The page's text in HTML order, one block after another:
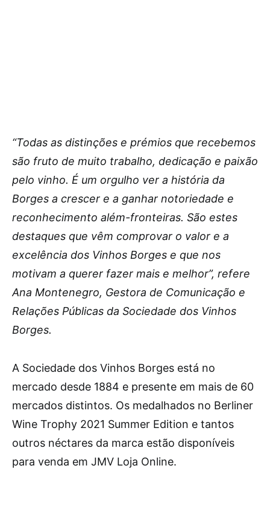
“Todas as distinções e prémios que recebemos
são fruto de muito trabalho, dedicação e paixão
pelo vinho. É um orgulho ver a história da
Borges a crescer e a ganhar notoriedade e
reconhecimento além-fronteiras. São estes
destaques que vêm comprovar o valor e a
excelência dos Vinhos Borges e que nos
motivam a querer fazer mais e melhor”, refere
Ana Montenegro, Gestora de Comunicação e
Relações Públicas da Sociedade dos Vinhos
Borges.
A Sociedade dos Vinhos Borges está no
mercado desde 1884 e presente em mais de 60
mercados distintos. Os medalhados no Berliner
Wine Trophy 2021 Summer Edition e tantos
outros néctares da marca estão disponíveis
para venda em JMV Loja Online.